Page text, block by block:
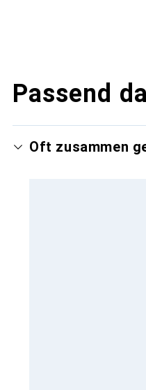
Passend
Oft zusammen